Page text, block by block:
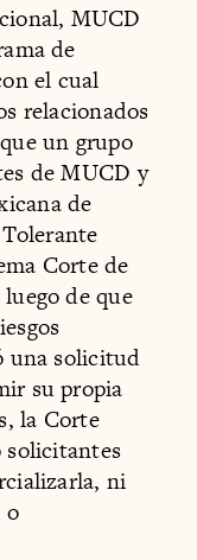
MUCD
de
el cual
relacionados
un grupo
de MUCD y
de
Corte de
de que
una solicitud
su propia
la Corte
solicitantes
ni
o